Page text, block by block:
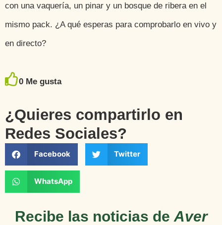
con una vaquería, un pinar y un bosque de ribera en el
mismo pack. ¿A qué esperas para comprobarlo en vivo y
en directo?
0 Me gusta
¿Quieres compartirlo en
Redes Sociales?
Facebook Twitter
WhatsApp
Recibe las noticias de Aver